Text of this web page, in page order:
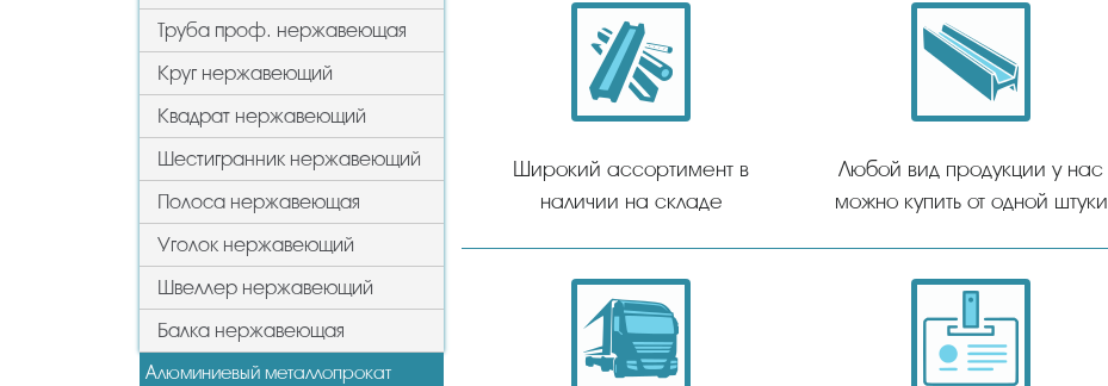
Труба проф. нержавеющая
Круг нержавеющий
Квадрат нержавеющий
Шестигранник нержавеющий
Полоса нержавеющая
Уголок нержавеющий
Швеллер нержавеющий
Балка нержавеющая
Алюминиевый металлопрокат
Широкий ассортимент в
наличии на складе
Любой вид продукции у нас
можно купить от одной штуки